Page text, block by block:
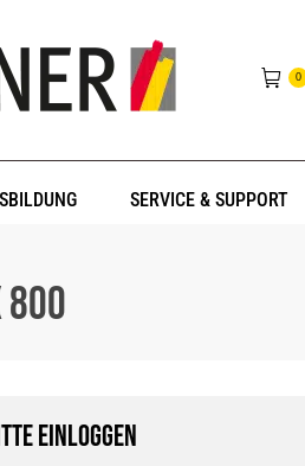
0
SERVICE & SUPPORT
einloggen